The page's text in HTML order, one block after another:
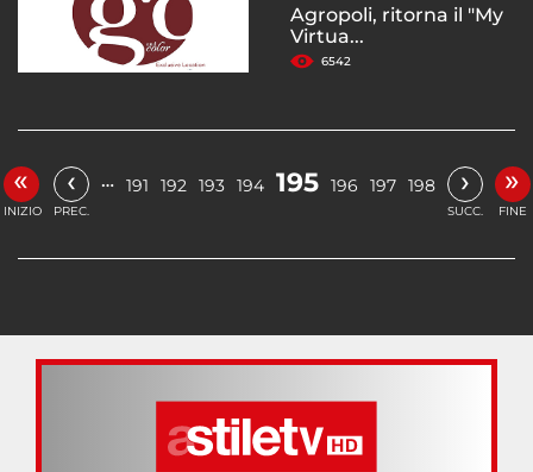
Agropoli, ritorna il "My
Virtua...
6542
«
INIZIO
‹
PREC.
… 191 192 193 194 195 196 197 198 ›
SUCC.
»
FINE